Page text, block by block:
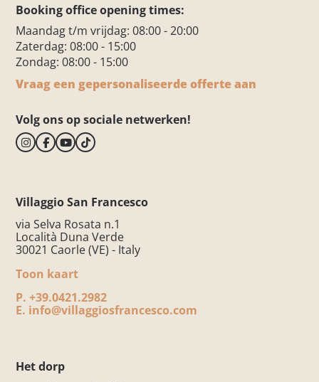
Booking office opening times:
Maandag t/m vrijdag: 08:00 - 20:00
Zaterdag: 08:00 - 15:00
Zondag: 08:00 - 15:00
Vraag een gepersonaliseerde offerte aan
Volg ons op sociale netwerken!
Villaggio San Francesco
via Selva Rosata n.1
Località Duna Verde
30021 Caorle (VE) - Italy
Toon kaart
P. +39.0421.2982
E. info@villaggiosfrancesco.com
Het dorp